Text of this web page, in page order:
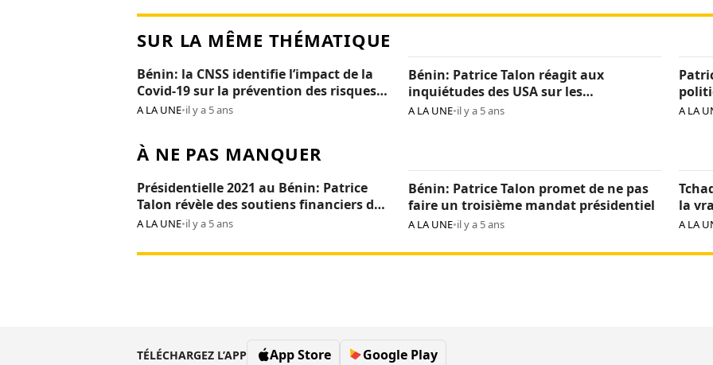
SUR LA MÊME THÉMATIQUE
Bénin: la CNSS identifie l’impact de la
Covid-19 sur la prévention des risques
professionnels
A LA UNE•il y a 5 ans
Bénin: Patrice Talon réagit aux
inquiétudes des USA sur les
« arrestations d’opposants »
A LA UNE•il y a 5 ans A LA
À NE PAS MANQUER
Présidentielle 2021 au Bénin: Patrice
Talon révèle des soutiens financiers de
Réckya Madougou
A LA UNE•il y a 5 ans
Bénin: Patrice Talon promet de ne pas
faire un troisième mandat présidentiel
A LA UNE•il y a 5 ans
la
Itno
A LA
TÉLÉCHARGEZ L’APP App Store Google Play